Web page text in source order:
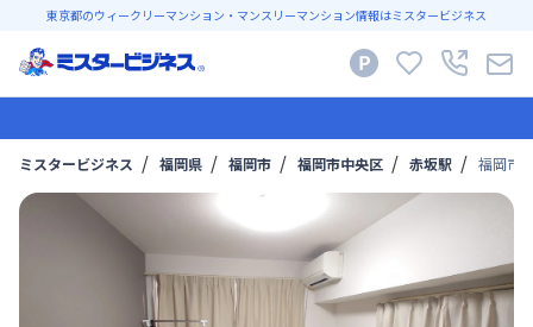
東京都のウィークリーマンション・マンスリーマンション情報はミスタービジネス
ミスタービジネス 福岡県 福岡市 福岡市中央区 赤坂駅 福岡市